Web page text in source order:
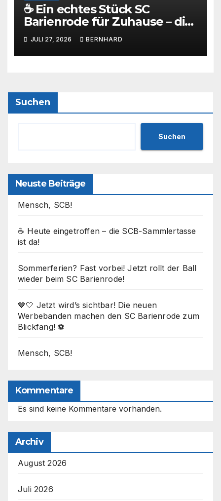
☕ Ein echtes Stück SC
Barienrode für Zuhause – die
SCB-Sammlertasse kommt!
JULI 27, 2026 BERNHARD
Suchen
Suchen
Neuste Beiträge
Mensch, SCB!
☕ Heute eingetroffen – die SCB-Sammlertasse
ist da!
Sommerferien? Fast vorbei! Jetzt rollt der Ball
wieder beim SC Barienrode!
💙🤍 Jetzt wird’s sichtbar! Die neuen
Werbebanden machen den SC Barienrode zum
Blickfang! ⚽
Mensch, SCB!
Kommentare
Es sind keine Kommentare vorhanden.
Archiv
August 2026
Juli 2026